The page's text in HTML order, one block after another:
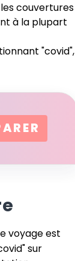
couvertures
à la plupart
"covid",
voyage est
sur